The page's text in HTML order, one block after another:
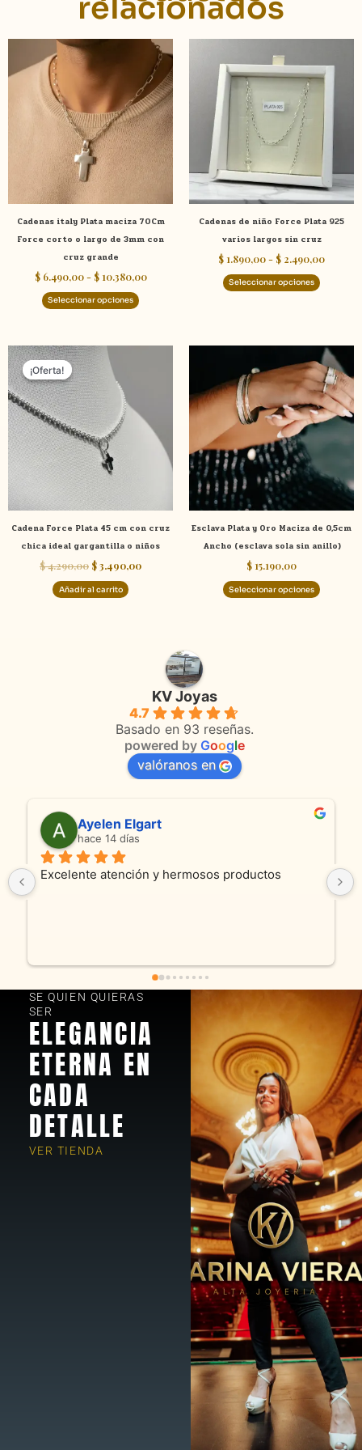
relacionados
Cadenas italy Plata maciza 70Cm
Force corto o largo de 3mm con
cruz grande
$6.490,00 - $10.380,00
Rango
precios:
desde
$ 6.490,00
hasta
$ 10.380,00
Seleccionar opciones
Este
producto
tiene
múltiples
variantes.
Las
opciones
se
elegir
en
la
de
producto
Cadenas de niño Force Plata 925
varios largos sin cruz
$ 1.890,00- $ 2.490,00
precios:
Seleccionar opciones
tiene
Las
se
pueden
elegir
en
la
página
de
¡Oferta!
¡Oferta!
Cadena Force Plata 45 cm con cruz
chica ideal gargantilla o niños
$4.290,00
El
precio
original
era:
$ 4.290,00.
$3.490,00
$ 3.490,00.
Añadir al carrito
Esclava Plata y Oro Maciza de 0,5cm
Ancho (esclava sola sin anillo)
$ 15.190,00
Seleccionar opciones
Este
tiene
Las
se
pueden
elegir
en
la
de
KV Joyas
4.7
Basado en 93 reseñas.
powered by Google
valóranos en
Ayelen Elgart
hace 14 días
Excelente atención y hermosos productos
SE QUIEN QUIERAS
SER
ELEGANCIA
ETERNA EN
CADA
DETALLE
VER TIENDA